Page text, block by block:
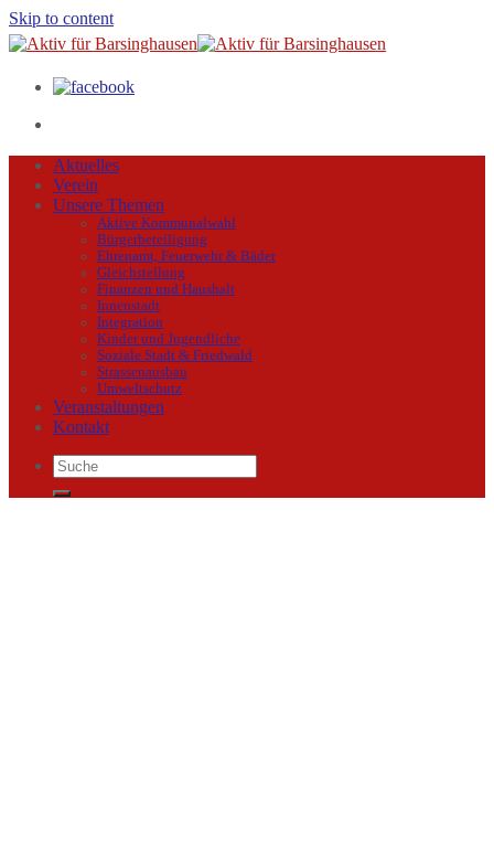
Skip to content
Aktuelles
Verein
Unsere Themen
Aktive Kommunalwahl
Bürgerbeteiligung
Ehrenamt, Feuerwehr & Bäder
Gleichstellung
Finanzen und Haushalt
Innenstadt
Integration
Kinder und Jugendliche
Soziale Stadt & Friedwald
Strassenausbau
Umweltschutz
Veranstaltungen
Kontakt